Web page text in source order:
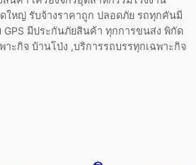
ใหญ่ รับจ้างราคาถูก ปลอดภัย รถทุกคันมี
GPS มีประกันภัยสินค้า ทุกการขนส่ง พิกัด
าะกิจ บ้านโป่ง ,บริการรถบรรทุกเฉพาะกิจ